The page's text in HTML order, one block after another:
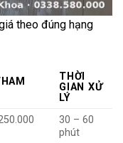
theo đúng hạng
THỜI
GIAN XỬ
LÝ
30 – 60
phút